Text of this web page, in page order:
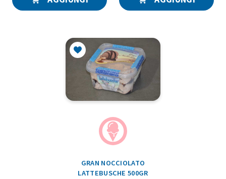
GRAN NOCCIOLATO
LATTEBUSCHE 500GR